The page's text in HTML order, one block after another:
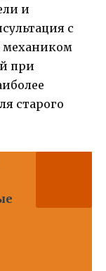
и
с
механиком
при
старого